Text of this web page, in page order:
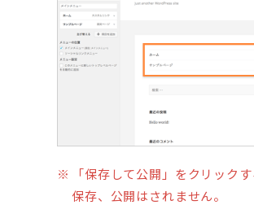
「保存して公開」をクリックす
保存、公開はされません。